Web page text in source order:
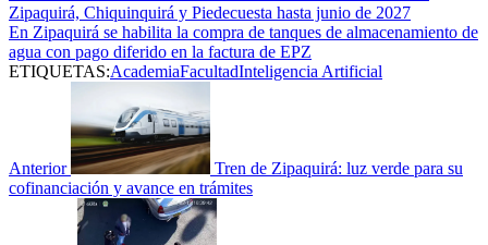
Zipaquirá, Chiquinquirá y Piedecuesta hasta junio de 2027
En Zipaquirá se habilita la compra de tanques de almacenamiento de
agua con pago diferido en la factura de EPZ
ETIQUETAS:AcademiaFacultadInteligencia Artificial
Anterior
Tren de Zipaquirá: luz verde para su
cofinanciación y avance en trámites